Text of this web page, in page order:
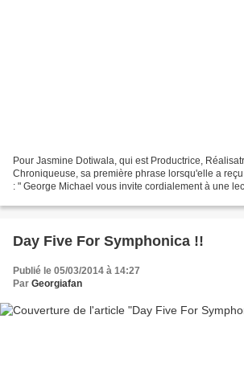
Pour Jasmine Dotiwala, qui est Productrice,
Chroniqueuse, sa première phrase lorsqu'elle a
: " George Michael vous invite cordialement à une
Day Five For Symphonica !!
Publié le 05/03/2014 à 14:27
Par Georgiafan